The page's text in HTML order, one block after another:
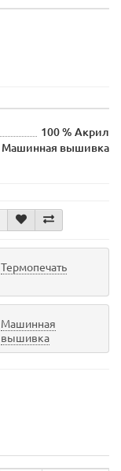
100 % Акрил
Машинная вышивка
Термопечать
Машинная
вышивка